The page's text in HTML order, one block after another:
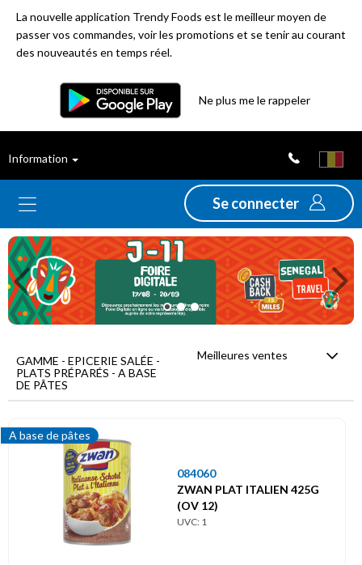
La nouvelle application Trendy Foods est le meilleur moyen de
passer vos commandes, voir les promotions et se tenir au courant
des nouveautés en temps réel.
Ne plus me le rappeler
Information
Se connecter
ventes
Nouveautés
Promotions
Déstockage
Menu
principal
salée
Previous
GAMME - EPICERIE SALÉE -
PLATS PRÉPARÉS - A BASE
DE PÂTES
Meilleures ventes
A base de pâtes
084060
ZWAN PLAT ITALIEN 425G
(OV 12)
UVC: 1